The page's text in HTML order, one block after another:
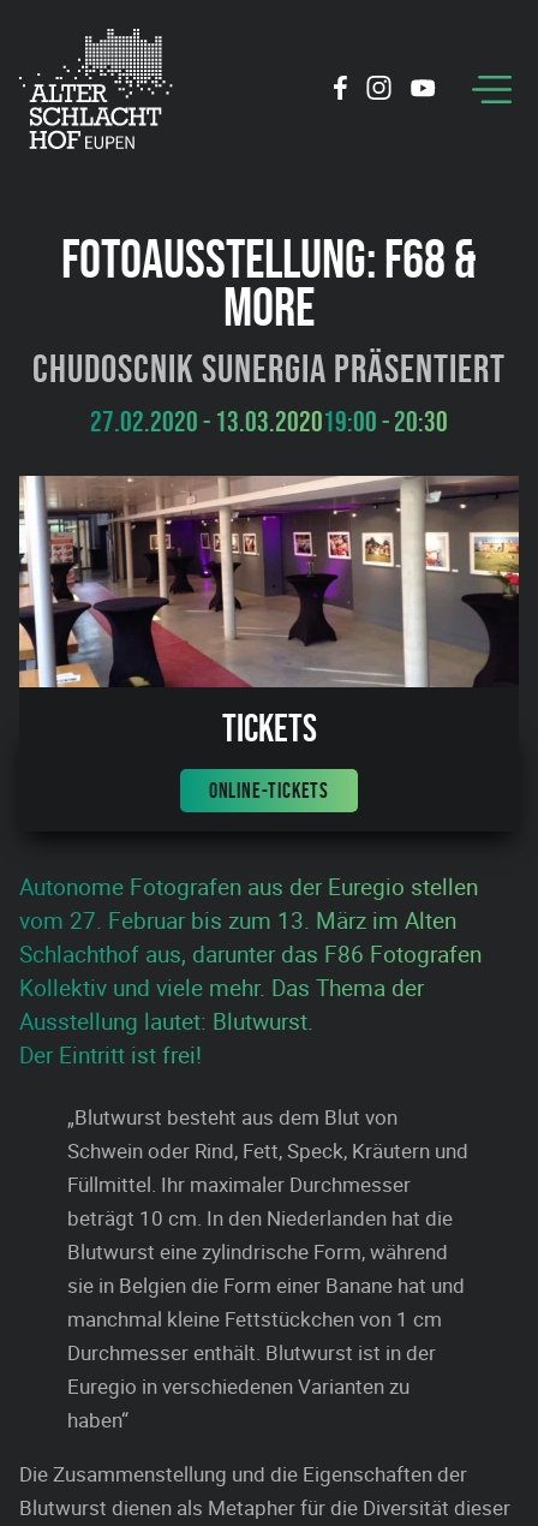
FOTOAUSSTELLUNG: F68 &
MORE
Chudoscnik Sunergia präsentiert
27.02.2020 - 13.03.202019:00 - 20:30
Tickets
ONLINE-TICKETS
Autonome Fotografen aus der Euregio stellen
vom 27. Februar bis zum 13. März im Alten
Schlachthof aus, darunter das F86 Fotografen
Kollektiv und viele mehr. Das Thema der
Ausstellung lautet: Blutwurst.
Der Eintritt ist frei!
„Blutwurst besteht aus dem Blut von
Schwein oder Rind, Fett, Speck, Kräutern und
Füllmittel. Ihr maximaler Durchmesser
beträgt 10 cm. In den Niederlanden hat die
Blutwurst eine zylindrische Form, während
sie in Belgien die Form einer Banane hat und
manchmal kleine Fettstückchen von 1 cm
Durchmesser enthält. Blutwurst ist in der
Euregio in verschiedenen Varianten zu
haben“
Die Zusammenstellung und die Eigenschaften der
Blutwurst dienen als Metapher für die Diversität dieser